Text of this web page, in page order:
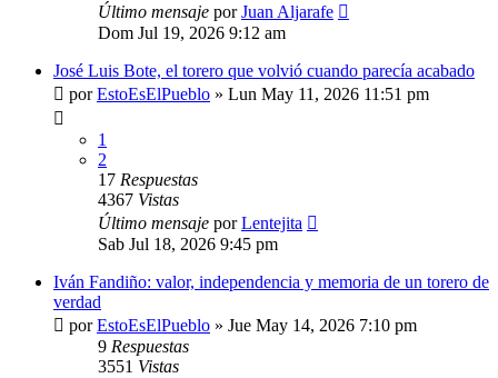
Último mensaje porJuan Aljarafe
Dom Jul 19, 2026 9:12 am
José Luis Bote, el torero que volvió cuando parecía acabado
porEstoEsElPueblo » Lun May 11, 2026 11:51 pm
1
2
17 Respuestas
4367 Vistas
Último mensaje porLentejita
Sab Jul 18, 2026 9:45 pm
Iván Fandiño: valor, independencia y memoria de un torero de
verdad
porEstoEsElPueblo » Jue May 14, 2026 7:10 pm
9 Respuestas
3551 Vistas